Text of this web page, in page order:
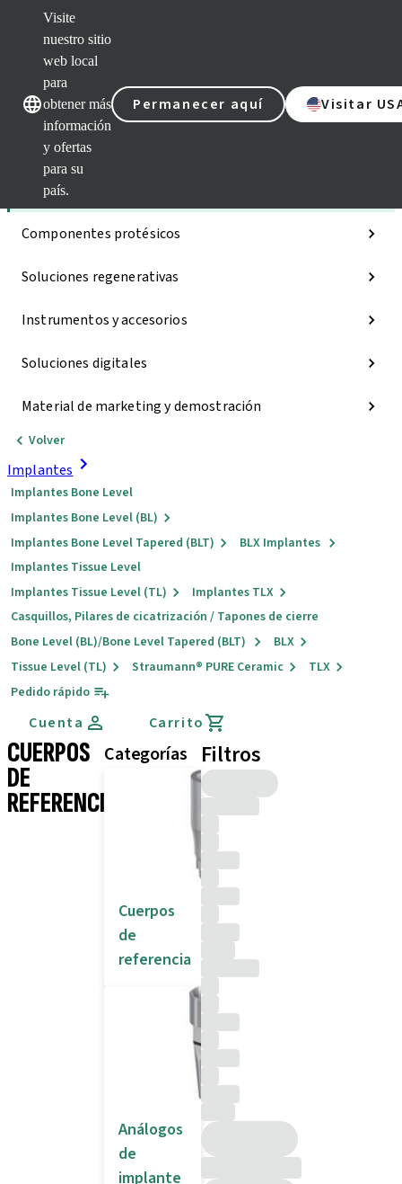
Visite
nuestro sitio
web local
para
obtener más
información
y ofertas
para su
país.
Permanecer aquí Visitar
Categorías
Implantes
Componentes protésicos
Soluciones regenerativas
Instrumentos y accesorios
Soluciones digitales
Material de marketing y demostración
Volver
Implantes
Implantes Bone Level
Implantes Bone Level (BL)
Implantes Bone Level Tapered (BLT)
BLX Implantes
Implantes Tissue Level
Implantes Tissue Level (TL)
Implantes TLX
Casquillos, Pilares de cicatrización / Tapones de cierre
Bone Level (BL)/Bone Level Tapered (BLT)
BLX
Tissue Level (TL)
Straumann® PURE Ceramic
TLX
Pedido rápido
Cuenta Carrito
CUERPOS
DE
REFERENCIA
Categorías
Cuerpos
de
referencia
Análogos
de
implante
Filtros